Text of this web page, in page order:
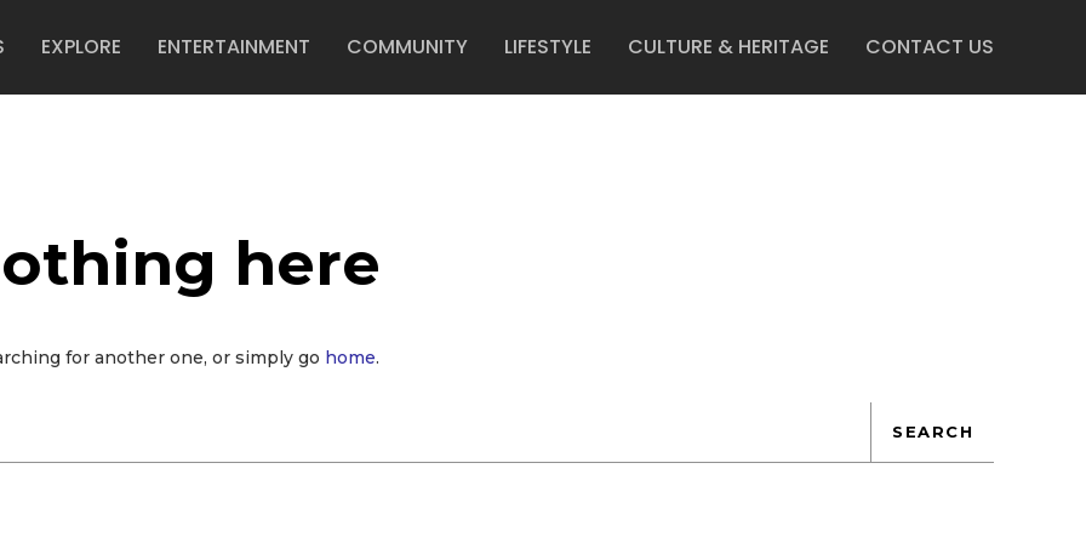
EXPLORE ENTERTAINMENT COMMUNITY LIFESTYLE CULTURE & HERITAGE CONTACT US
here
for another one, or simply go home.
SEARCH